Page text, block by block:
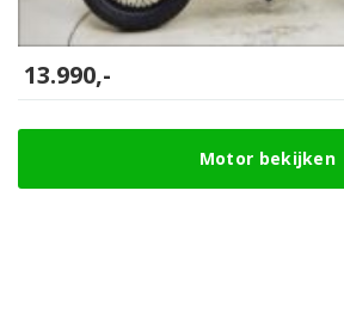
13.990,-
Motor bekijken